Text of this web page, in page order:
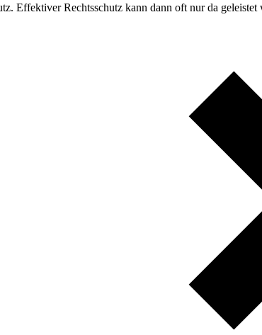
Effektiver Rechtsschutz kann dann oft nur da